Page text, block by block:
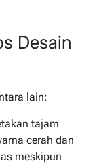
Desain
lain:
tajam
cerah dan
meskipun